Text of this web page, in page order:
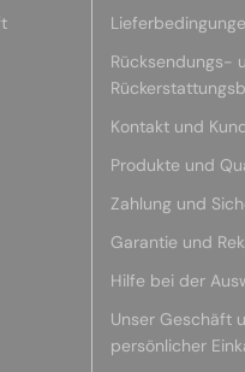
Rücksendungs-
Kontakt und
Produkte und
Zahlung und
Garantie und
Hilfe bei der
Unser Geschäft
persönlicher